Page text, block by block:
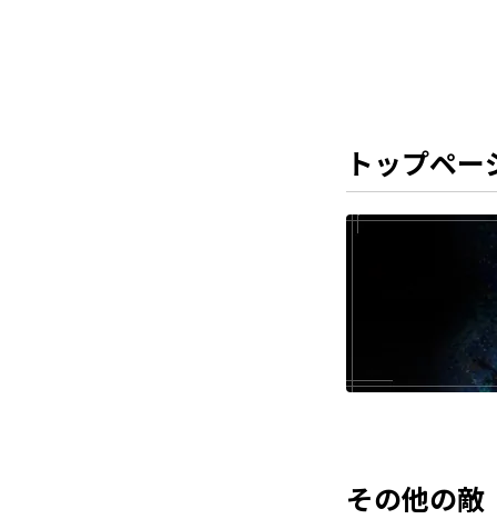
トップペー
その他の敵